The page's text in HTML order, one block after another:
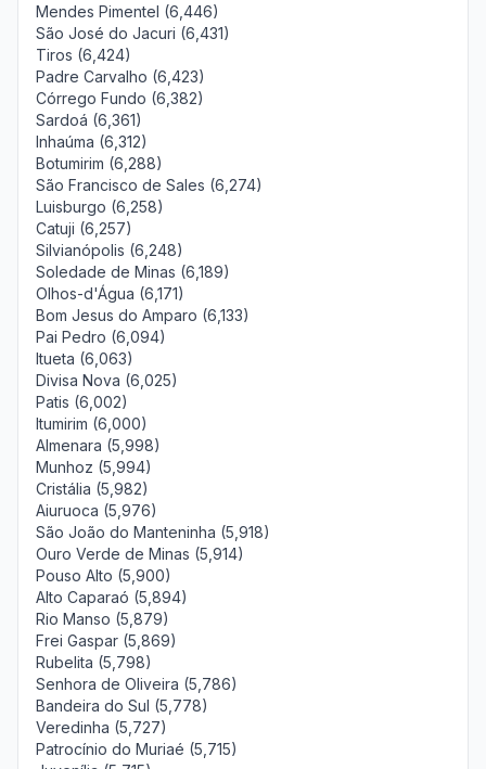
Mendes Pimentel (6,446)
São José do Jacuri (6,431)
Tiros (6,424)
Padre Carvalho (6,423)
Córrego Fundo (6,382)
Sardoá (6,361)
Inhaúma (6,312)
Botumirim (6,288)
São Francisco de Sales (6,274)
Luisburgo (6,258)
Catuji (6,257)
Silvianópolis (6,248)
Soledade de Minas (6,189)
Olhos-d'Água (6,171)
Bom Jesus do Amparo (6,133)
Pai Pedro (6,094)
Itueta (6,063)
Divisa Nova (6,025)
Patis (6,002)
Itumirim (6,000)
Almenara (5,998)
Munhoz (5,994)
Cristália (5,982)
Aiuruoca (5,976)
São João do Manteninha (5,918)
Ouro Verde de Minas (5,914)
Pouso Alto (5,900)
Alto Caparaó (5,894)
Rio Manso (5,879)
Frei Gaspar (5,869)
Rubelita (5,798)
Senhora de Oliveira (5,786)
Bandeira do Sul (5,778)
Veredinha (5,727)
Patrocínio do Muriaé (5,715)